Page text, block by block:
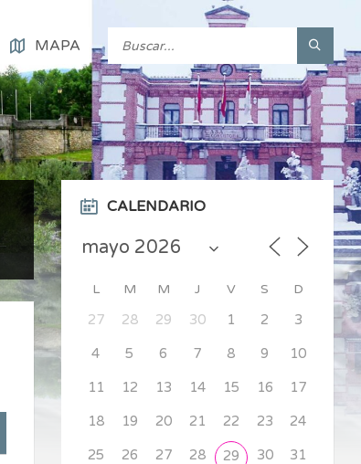
MAPA
CALENDARIO
L M M J V S D
27 28 29 30 1 2 3
4 5 6 7 8 9 10
11 12 13 14 15 16 17
18 19 20 21 22 23 24
25 26 27 28 29 30 31